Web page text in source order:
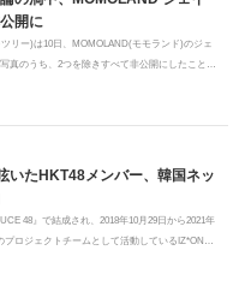
開に
リー)は10日、MOMOLAND(モモランド)のジェ
真のうち、2つを除きすべて非公開にしたことを
いたHKT48メンバー、韓国ネッ
48』で結成され、2018年10月29日から2021年
ロジェクトチームとして活動しているIZ*ONE